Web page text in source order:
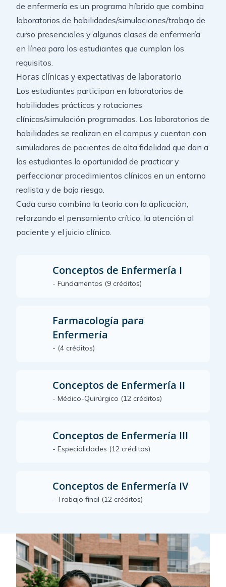
de enfermería es un programa híbrido que combina
laboratorios de habilidades/simulaciones/trabajo de
curso presenciales y algunas clases de enfermería
en línea para los estudiantes que cumplan los
requisitos.
Horas clínicas y expectativas de laboratorio
Los estudiantes participan en laboratorios de
habilidades prácticas y rotaciones
clínicas/simulación programadas. Los laboratorios de
habilidades se realizan en el campus y cuentan con
simuladores de pacientes de alta fidelidad que dan a
los estudiantes la oportunidad de practicar y
perfeccionar procedimientos clínicos en un entorno
realista y de bajo riesgo.
Cada curso combina la teoría con la aplicación,
reforzando el pensamiento crítico, la atención al
paciente y el juicio clínico.
Conceptos de Enfermería I
- Fundamentos (9 créditos)
Farmacología para
Enfermería
- (4 créditos)
Conceptos de Enfermería II
- Médico-Quirúrgico (12 créditos)
Conceptos de Enfermería III
- Especialidades (12 créditos)
Conceptos de Enfermería IV
- Trabajo final (12 créditos)